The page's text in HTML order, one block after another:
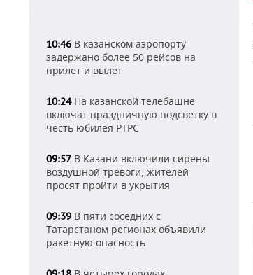
10:46 В казанском аэропорту
задержано более 50 рейсов на
прилет и вылет
10:24На казанской телебашне
включат праздничную подсветку в
честь юбилея РТРС
09:57 В Казани включили сирены
воздушной тревоги, жителей
просят пройти в укрытия
09:39 В пяти соседних с
Татарстаном регионах объявили
ракетную опасность